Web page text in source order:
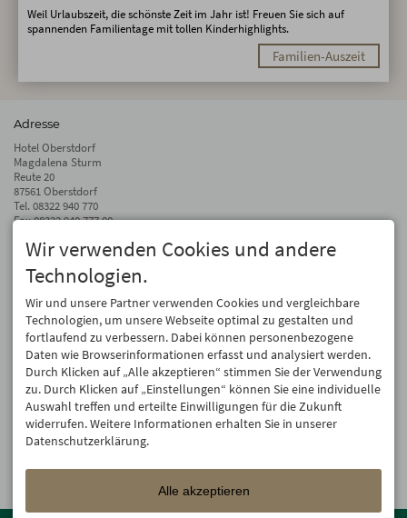
Weil Urlaubszeit, die schönste Zeit im Jahr ist! Freuen Sie sich auf
spannenden Familientage mit tollen Kinderhighlights.
Familien-Auszeit
Adresse
Hotel Oberstdorf
Magdalena Sturm
Reute 20
87561 Oberstdorf
Tel. 08322 940 770
Fax 08322 940 777 00
info@hotel-oberstdorf.de
Auf dem Laufenden bleiben
Wir geben Ihre E-Mail-Adresse nicht weiter. Wir mögen auch keinen Spam.
Versprochen! Eine Abmeldung ist jederzeit möglich.
Anmelden
Wir verwenden Cookies und andere
Technologien.
Wir und unsere Partner verwenden Cookies und vergleichbare
Technologien, um unsere Webseite optimal zu gestalten und
fortlaufend zu verbessern. Dabei können personenbezogene
Daten wie Browserinformationen erfasst und analysiert werden.
Durch Klicken auf „Alle akzeptieren“ stimmen Sie der Verwendung
zu. Durch Klicken auf „Einstellungen“ können Sie eine individuelle
Auswahl treffen und erteilte Einwilligungen für die Zukunft
widerrufen. Weitere Informationen erhalten Sie in unserer
Datenschutzerklärung.
Alle akzeptieren